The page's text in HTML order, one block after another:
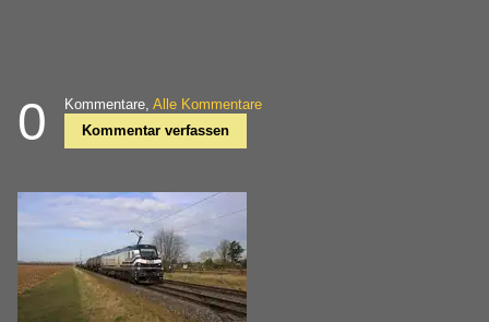
0 Kommentare, Alle Kommentare
Kommentar verfassen